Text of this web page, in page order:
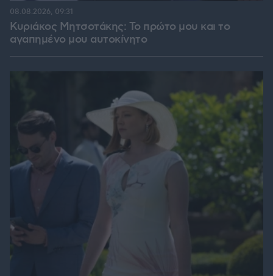
Κυριάκος Μητσοτάκης: Το πρώτο μου και το
αγαπημένο μου αυτοκίνητο
08.08.2026, 09:31